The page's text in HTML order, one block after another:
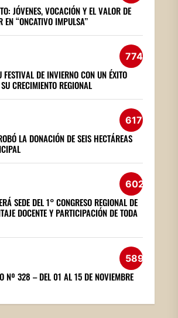
JÓVENES, VOCACIÓN Y EL VALOR DE
EN “ONCATIVO IMPULSA”
774
FESTIVAL DE INVIERNO CON UN ÉXITO
CRECIMIENTO REGIONAL
617
LA DONACIÓN DE SEIS HECTÁREAS
602
SEDE DEL 1° CONGRESO REGIONAL DE
DOCENTE Y PARTICIPACIÓN DE TODA
589
Nº 328 – DEL 01 AL 15 DE NOVIEMBRE